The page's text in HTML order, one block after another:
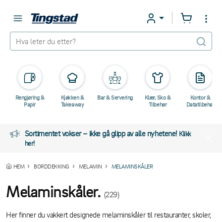
Rengjøring &
Papir
Kjøkken &
Takeaway
Bar & Servering
Klær, Sko &
Tilbehør
Kontor &
Datatilbehør
Sortimentet vokser – ikke gå glipp av alle nyhetene! Klikk
her!
HEM BORDDEKKING MELAMIN MELAMINSKÅLER
Melaminskåler. (229)
Her finner du vakkert designede melaminskåler til restauranter, skoler,